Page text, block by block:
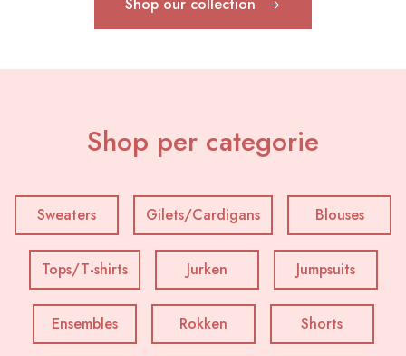
Shop our collection
Shop per categorie
Sweaters Gilets/Cardigans Blouses
Tops/T-shirts Jurken Jumpsuits
Ensembles Rokken Shorts